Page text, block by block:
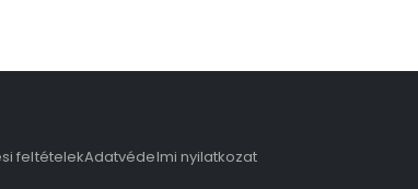
feltételekAdatvédelmi nyilatkozat